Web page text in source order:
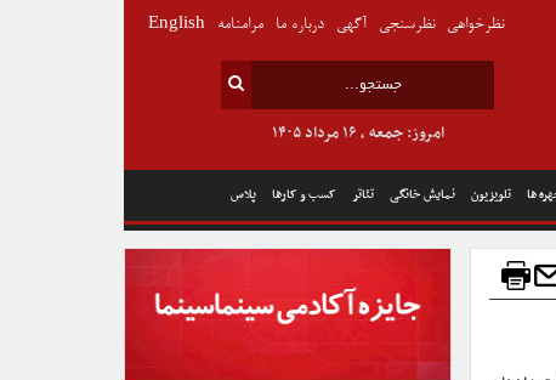
ها تلویزیون نمایش خانگی تئاتر کسب و کارها پلاس
امروز: جمعه , ۱۶ مرداد ۱۴۰۵
نظرخواهی نظرسنجی آگهی درباره ما مرامنامه English